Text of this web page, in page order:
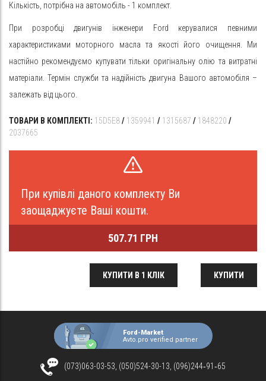
Кількість, потрібна на автомобіль - 1 комплект.
При розробці двигунів інженери Ford керувалися певними
характеристиками моторного масла та якості його очищення. Ми
настійно рекомендуємо купувати тільки оригінальну олію та витратні
матеріали. Термін служби та надійність двигуна Вашого автомобіля –
залежать від цього.
ТОВАРИ В КОМПЛЕКТІ: 15D5E8/ 1359941 / 1315687 / 1848220 /
2037665
При купівлі даного комплекту Ви
заощаджуєте Ваші кошти.
507.71 ГРН
КУПИТИ
КУПИТИ В 1 КЛІК
Ford-Market
Avto.pro verified partner
(073)063-03-53, (050)524-30-13, (096)244‑91‑65